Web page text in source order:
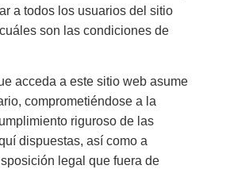
a todos los usuarios del sitio
son las condiciones de
acceda a este sitio web asume
comprometiéndose a la
riguroso de las
dispuestas, así como a
legal que fuera de